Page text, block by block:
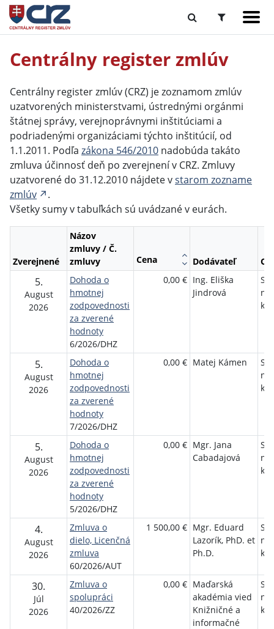
Centrálny register zmlúv
Centrálny register zmlúv (CRZ) je zoznamom zmlúv
uzatvorených ministerstvami, ústrednými orgánmi
štátnej správy, verejnoprávnymi inštitúciami a
podriadenými organizáciami týchto inštitúcií, od
1.1.2011. Podľa zákona 546/2010 nadobúda takáto
zmluva účinnosť deň po zverejnení v CRZ. Zmluvy
uzatvorené do 31.12.2010 nájdete vstarom zozname
zmlúv
.
Všetky sumy v tabuľkách sú uvádzané v eurách.
Zverejnené
Názov
zmluvy / Č.
zmluvy
Cena Dodávateľ
5.
August
2026
Dohoda o
hmotnej
zodpovednosti
za zverené
hodnoty
6/2026/DHZ
0,00 € Ing. Eliška
Jindrová
5.
August
2026
Dohoda o
hmotnej
zodpovednosti
za zverené
hodnoty
7/2026/DHZ
0,00 € Matej Kámen
5.
August
2026
Dohoda o
hmotnej
zodpovednosti
za zverené
hodnoty
5/2026/DHZ
0,00 € Mgr. Jana
Cabadajová
4.
August
2026
Zmluva o
dielo, Licenčná
zmluva
60/2026/AUT
1 500,00 € Mgr. Eduard
Lazorík, PhD. et
Ph.D.
30.
Júl
2026
Zmluva o
spolupráci
40/2026/ZZ
0,00 € Maďarská
akadémia vied
Knižničné a
informačné